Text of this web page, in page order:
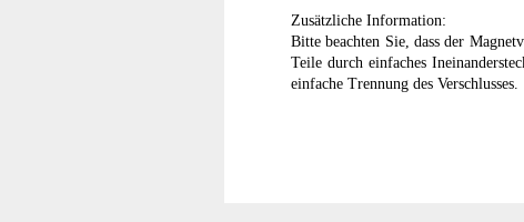
Zusätzliche Information:
Bitte beachten Sie, dass der
Teile durch einfaches
einfache Trennung des Verschlusses.